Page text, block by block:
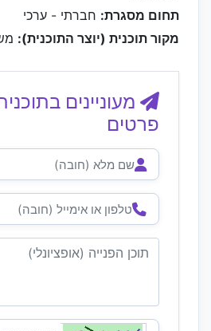
תחום מסגרת: חברתי - ערכי
מקור תוכנית (יוצר התוכנית):
מעוניינים
פרטים